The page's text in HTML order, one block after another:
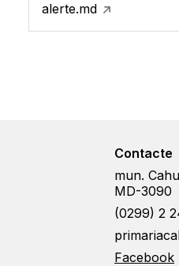
alerte.md
Contacte
mun.
MD-3090
(0299) 2
Facebook